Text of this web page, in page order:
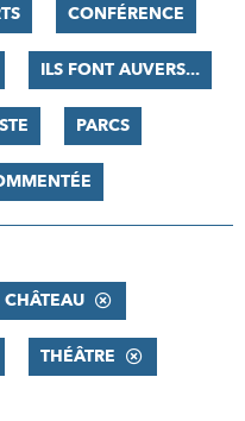
CONFÉRENCE
ILS FONT AUVERS...
PARCS
CHÂTEAU
THÉÂTRE